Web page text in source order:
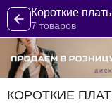
Короткие
7 товаров
КОРОТКИЕ